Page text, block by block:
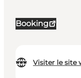
Booking
Visiter le site